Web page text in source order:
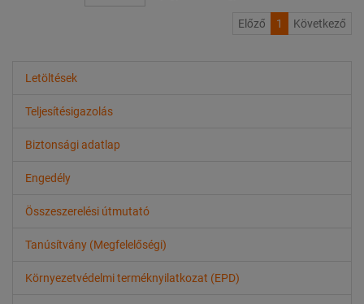
Előző 1 Következő
Letöltések
Teljesítésigazolás
Biztonsági adatlap
Engedély
Összeszerelési útmutató
Tanúsítvány (Megfelelőségi)
Környezetvédelmi terméknyilatkozat (EPD)